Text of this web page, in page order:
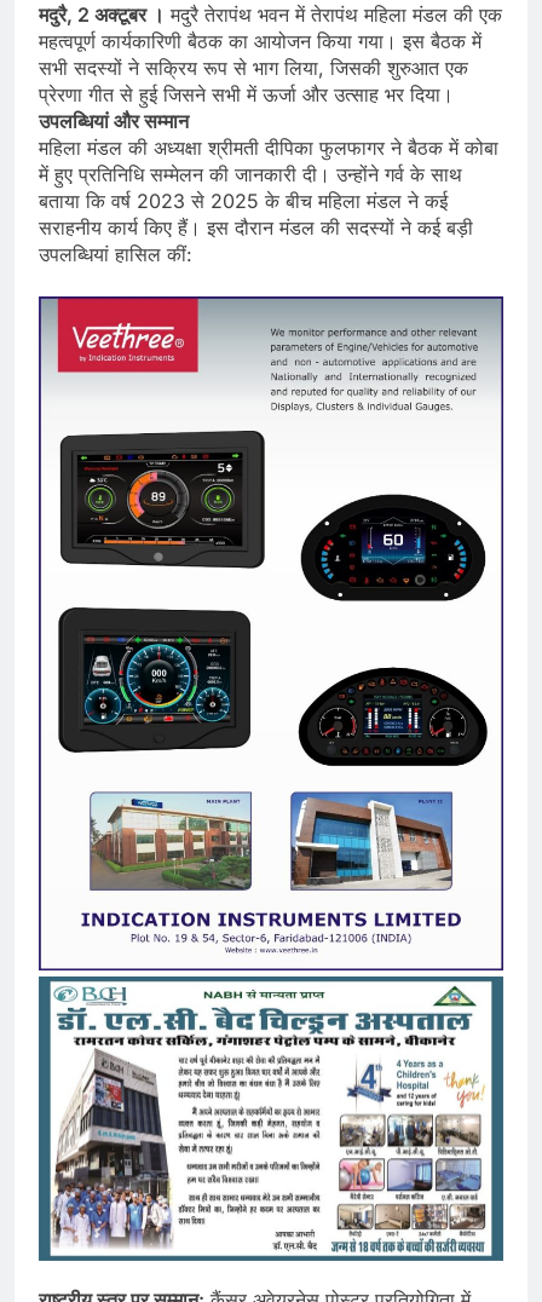
मदुरै, 2 अक्टूबर । मदुरै तेरापंथ भवन में तेरापंथ महिला मंडल की एक
महत्वपूर्ण कार्यकारिणी बैठक का आयोजन किया गया। इस बैठक में
सभी सदस्यों ने सक्रिय रूप से भाग लिया, जिसकी शुरुआत एक
प्रेरणा गीत से हुई जिसने सभी में ऊर्जा और उत्साह भर दिया।
उपलब्धियां और सम्मान
महिला मंडल की अध्यक्षा श्रीमती दीपिका फुलफागर ने बैठक में कोबा
में हुए प्रतिनिधि सम्मेलन की जानकारी दी। उन्होंने गर्व के साथ
बताया कि वर्ष 2023 से 2025 के बीच महिला मंडल ने कई
सराहनीय कार्य किए हैं। इस दौरान मंडल की सदस्यों ने कई बड़ी
उपलब्धियां हासिल कीं: